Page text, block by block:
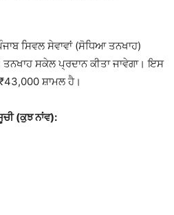
ਸਿਵਲ ਸੇਵਾਵਾਂ (ਸੋਧਿਆ ਤਨਖਾਹ)
ਸਕੇਲ ਪ੍ਰਦਾਨ ਕੀਤਾ ਜਾਵੇਗਾ। ਇਸ
ਸ਼ਾਮਲ ਹੈ।
(ਕੁਝ ਨਾਂਵ):